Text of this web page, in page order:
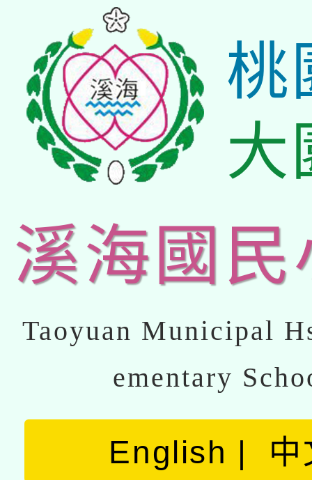
桃
大
溪海國民
Taoyuan Municipal
ementary
English 中